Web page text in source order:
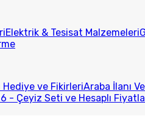
Elektrik & Tesisat Malzemeleri
ve FikirleriAraba İlanı
- Çeyiz Seti ve Hesaplı